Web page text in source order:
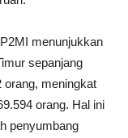
menunjukkan
sepanjang
orang, meningkat
orang. Hal ini
penyumbang